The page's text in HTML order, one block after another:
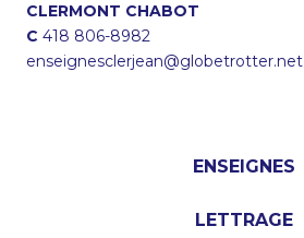
CLERMONT CHABOT
C 418 806-8982
enseignesclerjean@globetrotter.net
ENSEIGNES
LETTRAGE